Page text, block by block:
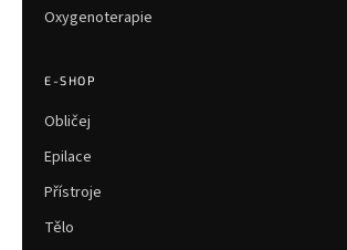
Oxygenoterapie
E-SHOP
Obličej
Epilace
Přístroje
Tělo